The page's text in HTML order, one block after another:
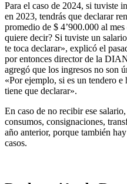
Para el caso de 2024, si tuviste
en 2023, tendrás que declarar
promedio de $ 4’900.000 al
quiere decir? Si tuviste un
te toca declarar», explicó el
por entonces director de la
agregó que los ingresos no son
«Por ejemplo, si es un tendero
tiene que declarar».
En caso de no recibir ese
consumos, consignaciones,
año anterior, porque también
casos.